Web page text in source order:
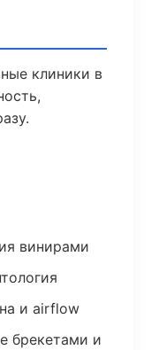
клиники в
винирами
и airflow
брекетами и